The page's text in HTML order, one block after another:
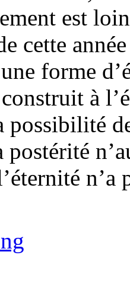
est
cette
forme
à
possibilité
postérité